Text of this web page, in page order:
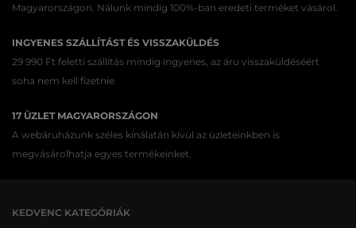
Magyarországon. Nálunk mindig 100%-ban eredeti terméket vásárol.
INGYENES SZÁLLÍTÁST ÉS VISSZAKÜLDÉS
29 990 Ft feletti szállítás mindig ingyenes, az áru visszaküldéséért
soha nem kell fizetnie.
17 ÜZLET MAGYARORSZÁGON
A webáruházunk széles kínálatán kívül az üzleteinkben is
megvásárolhatja egyes termékeinket.
KEDVENC KATEGÓRIÁK